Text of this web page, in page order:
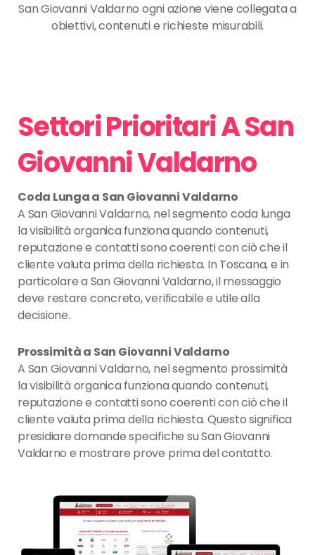
San Giovanni Valdarno ogni azione viene collegata a
obiettivi, contenuti e richieste misurabili.
Settori Prioritari A San
Giovanni Valdarno
Coda Lunga a San Giovanni Valdarno
A San Giovanni Valdarno, nel segmento coda lunga
la visibilità organica funziona quando contenuti,
reputazione e contatti sono coerenti con ciò che il
cliente valuta prima della richiesta. In Toscana, e in
particolare a San Giovanni Valdarno, il messaggio
deve restare concreto, verificabile e utile alla
decisione.
Prossimità a San Giovanni Valdarno
A San Giovanni Valdarno, nel segmento prossimità
la visibilità organica funziona quando contenuti,
reputazione e contatti sono coerenti con ciò che il
cliente valuta prima della richiesta. Questo significa
presidiare domande specifiche su San Giovanni
Valdarno e mostrare prove prima del contatto.